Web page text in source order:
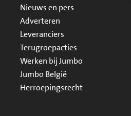
Nieuws en pers
Adverteren
Leveranciers
Terugroepacties
Werken bij Jumbo
Jumbo België
Herroepingsrecht